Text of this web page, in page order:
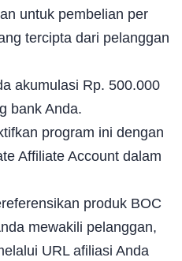
untuk pembelian per
tercipta dari pelanggan
akumulasi Rp. 500.000
bank Anda.
program ini dengan
Affiliate Account dalam
produk BOC
mewakili pelanggan,
URL afiliasi Anda